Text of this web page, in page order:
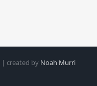
| created by Noah Murri